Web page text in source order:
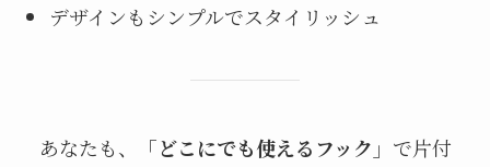
デザインもシンプルでスタイリッシュ
あなたも、 「どこにでも使えるフック」 で片付